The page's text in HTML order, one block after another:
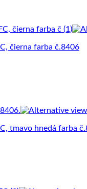
čierna farba č.8406
tmavo hnedá farba